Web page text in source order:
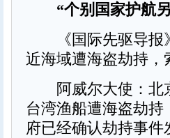
“个别国家护航
《国际先驱导报
近海域遭海盗劫持
阿威尔大使：北
台湾渔船遭海盗劫
府已经确认劫持事